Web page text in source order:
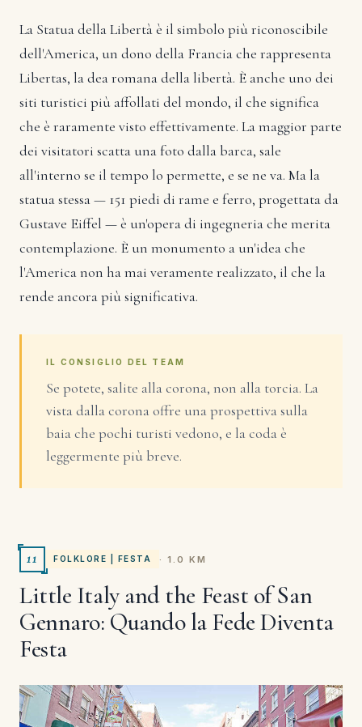
La Statua della Libertà è il simbolo più riconoscibile
dell'America, un dono della Francia che rappresenta
Libertas, la dea romana della libertà. È anche uno dei
siti turistici più affollati del mondo, il che significa
che è raramente visto effettivamente. La maggior parte
dei visitatori scatta una foto dalla barca, sale
all'interno se il tempo lo permette, e se ne va. Ma la
statua stessa — 151 piedi di rame e ferro, progettata da
Gustave Eiffel — è un'opera di ingegneria che merita
contemplazione. È un monumento a un'idea che
l'America non ha mai veramente realizzato, il che la
rende ancora più significativa.
IL CONSIGLIO DEL TEAM
Se potete, salite alla corona, non alla torcia. La
vista dalla corona offre una prospettiva sulla
baia che pochi turisti vedono, e la coda è
leggermente più breve.
11 FOLKLORE | FESTA · 1.0 KM
Little Italy and the Feast of San
Gennaro: Quando la Fede Diventa
Festa